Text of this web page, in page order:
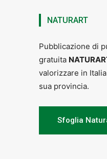
NATURART
Pubblicazione di
gratuita
valorizzare in
sua provincia.
Sfoglia